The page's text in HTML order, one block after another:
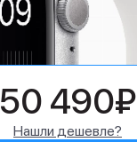
50 490₽
Нашли дешевле?